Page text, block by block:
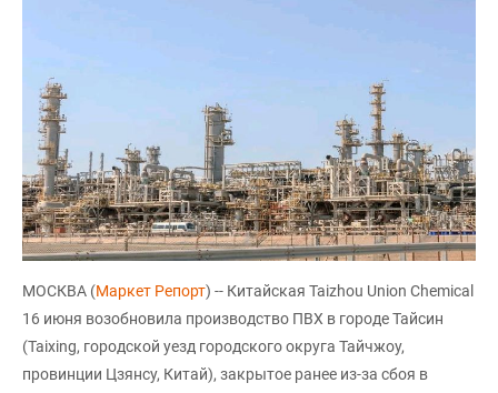
МОСКВА (Маркет Репорт) -- Китайская Taizhou Union Chemical
16 июня возобновила производство ПВХ в городе Тайсин
(Taixing, городской уезд городского округа Тайчжоу,
провинции Цзянсу, Китай), закрытое ранее из-за сбоя в